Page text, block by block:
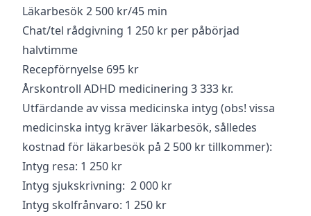
Läkarbesök 2 500 kr/45 min
Chat/tel rådgivning 1 250 kr per påbörjad
halvtimme
Recepförnyelse 695 kr
Årskontroll ADHD medicinering 3 333 kr.
Utfärdande av vissa medicinska intyg (obs! vissa
medicinska intyg kräver läkarbesök, sålledes
kostnad för läkarbesök på 2 500 kr tillkommer):
Intyg resa: 1 250 kr
Intyg sjukskrivning: 2 000 kr
Intyg skolfrånvaro: 1 250 kr